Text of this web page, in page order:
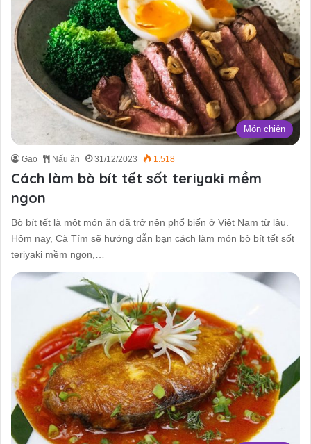
Món chiên
Gạo Nấu ăn 31/12/2023 1.518
Cách làm bò bít tết sốt teriyaki mềm
ngon
Bò bít tết là một món ăn đã trở nên phổ biến ở Việt Nam từ lâu.
Hôm nay, Cà Tím sẽ hướng dẫn bạn cách làm món bò bít tết sốt
teriyaki mềm ngon,…